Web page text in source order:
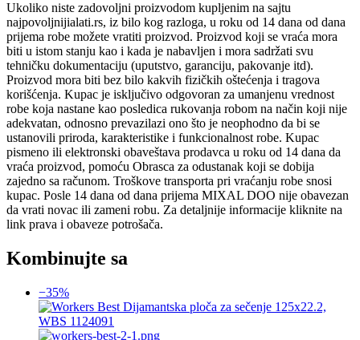
Ukoliko niste zadovoljni proizvodom kupljenim na sajtu
najpovoljnijialati.rs, iz bilo kog razloga, u roku od 14 dana od dana
prijema robe možete vratiti proizvod. Proizvod koji se vraća mora
biti u istom stanju kao i kada je nabavljen i mora sadržati svu
tehničku dokumentaciju (uputstvo, garanciju, pakovanje itd).
Proizvod mora biti bez bilo kakvih fizičkih oštećenja i tragova
korišćenja. Kupac je isključivo odgovoran za umanjenu vrednost
robe koja nastane kao posledica rukovanja robom na način koji nije
adekvatan, odnosno prevazilazi ono što je neophodno da bi se
ustanovili priroda, karakteristike i funkcionalnost robe. Kupac
pismeno ili elektronski obaveštava prodavca u roku od 14 dana da
vraća proizvod, pomoću Obrasca za odustanak koji se dobija
zajedno sa računom. Troškove transporta pri vraćanju robe snosi
kupac. Posle 14 dana od dana prijema MIXAL DOO nije obavezan
da vrati novac ili zameni robu. Za detaljnije informacije kliknite na
link prava i obaveze potrošača.
Kombinujte sa
−35%